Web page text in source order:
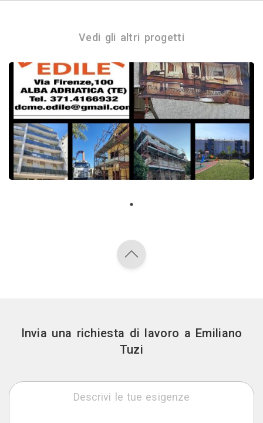
Vedi gli altri progetti
Invia una richiesta di lavoro a Emiliano
Tuzi